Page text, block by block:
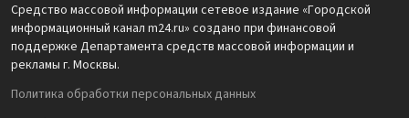
Средство массовой информации сетевое издание «Городской
информационный канал m24.ru» создано при финансовой
поддержке Департамента средств массовой информации и
рекламы г. Москвы.
Политика обработки персональных данных